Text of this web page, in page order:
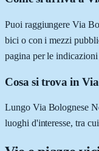
Puoi raggiungere Via
bici o con i mezzi
pagina per le indicazioni
Cosa si trova in
Lungo Via Bolognese
luoghi d'interesse, tra